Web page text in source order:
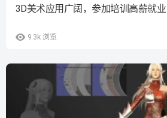
9.3k 浏览
3D美术应用广阔，参加培训高薪就业